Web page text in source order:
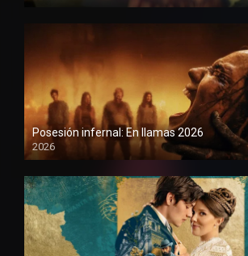
Posesión infernal: En llamas 2026
2026
1080P